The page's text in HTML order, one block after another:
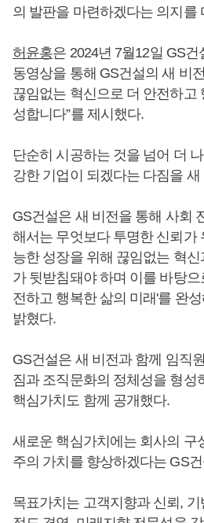
의 발판을 마련하겠다는 의지를
허윤홍은 2024년 7월12일 GS
동영상을 통해 GS건설의 새 비
끊임없는 혁신으로 더 안전하고
성합니다”를 제시했다.
단순히 시공하는 것을 넘어 더
강한 기업이 되겠다는 다짐을
GS건설은 새 비전을 통해 사회
해서는 무엇보다 투명한 신뢰가
능한 성장을 위해 끊임없는 혁
가 뒷받침돼야 하며 이를 바탕
전하고 행복한 삶의 미래'를 완
밝혔다.
GS건설은 새 비전과 함께 임직
짐과 조직문화의 정체성을 형성
핵심가치도 함께 공개했다.
새로운 핵심가치에는 회사의 구
주의 가치를 향상하겠다는 GS
목표가치는 고객지향과 신뢰,